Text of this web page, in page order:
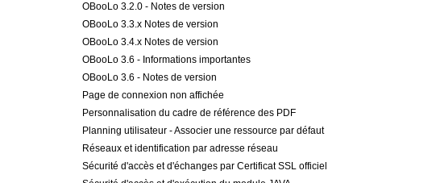
OBooLo 3.2.0 - Notes de version
OBooLo 3.3.x Notes de version
OBooLo 3.4.x Notes de version
OBooLo 3.6 - Informations importantes
OBooLo 3.6 - Notes de version
Page de connexion non affichée
Personnalisation du cadre de référence des PDF
Planning utilisateur - Associer une ressource par défaut
Réseaux et identification par adresse réseau
Sécurité d'accès et d'échanges par Certificat SSL officiel